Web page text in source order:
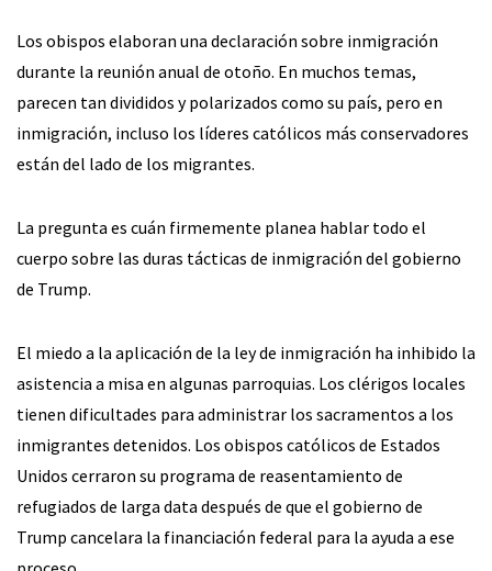
Los obispos elaboran una declaración sobre inmigración
durante la reunión anual de otoño. En muchos temas,
parecen tan divididos y polarizados como su país, pero en
inmigración, incluso los líderes católicos más conservadores
están del lado de los migrantes.
La pregunta es cuán firmemente planea hablar todo el
cuerpo sobre las duras tácticas de inmigración del gobierno
de Trump.
El miedo a la aplicación de la ley de inmigración ha inhibido la
asistencia a misa en algunas parroquias. Los clérigos locales
tienen dificultades para administrar los sacramentos a los
inmigrantes detenidos. Los obispos católicos de Estados
Unidos cerraron su programa de reasentamiento de
refugiados de larga data después de que el gobierno de
Trump cancelara la financiación federal para la ayuda a ese